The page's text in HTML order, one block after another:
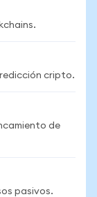
cripto.
de
pasivos.